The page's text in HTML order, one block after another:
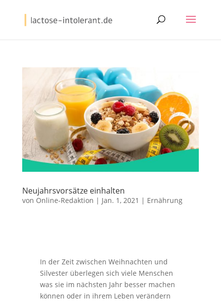
Neujahrsvorsätze einhalten
von Online-Redaktion | Jan. 1, 2021 | Ernährung
In der Zeit zwischen Weihnachten und
Silvester überlegen sich viele Menschen
was sie im nächsten Jahr besser machen
können oder in ihrem Leben verändern